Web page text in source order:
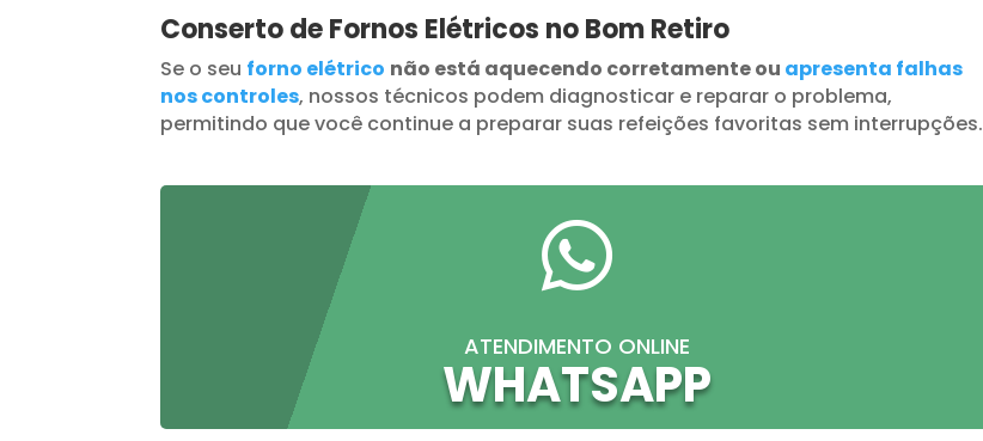
Conserto de Fornos Elétricos no Bom Retiro
Se o seu forno elétrico não está aquecendo corretamente ou apresenta falhas
nos controles, nossos técnicos podem diagnosticar e reparar o problema,
permitindo que você continue a preparar suas refeições favoritas sem interrupções.

ATENDIMENTO ONLINE
WHATSAPP